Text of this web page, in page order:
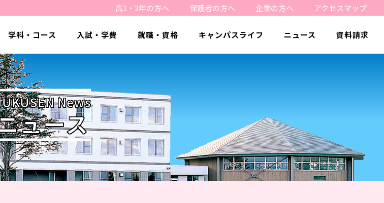
高1・2年の方へ 保護者の方へ 企業の方へ アクセスマップ
学科・コース 入試・学費 就職・資格 キャンパスライフ ニュース 資料請求
News
ュース